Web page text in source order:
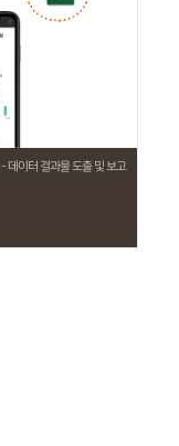
- 데이터 결과물 도출 및 보고